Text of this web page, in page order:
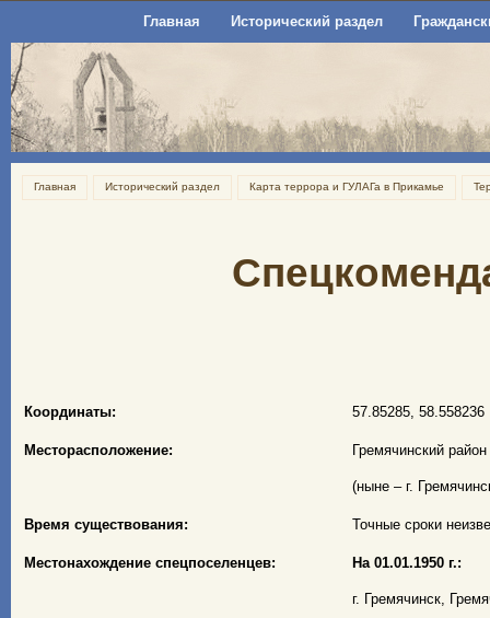
Главная Исторический раздел
Главная Исторический раздел Карта террора и ГУЛАГа в Прикамье
Координаты: 57.85285, 58.558236
Месторасположение: Гремячинский
(ныне – г.
Время существования: Точные сроки
Местонахождение спецпоселенцев: На 01.01.1950 г.:
г. Гремячинск,